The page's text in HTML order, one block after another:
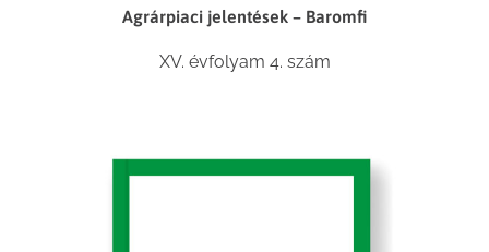
Agrárpiaci jelentések – Baromfi
XV. évfolyam 4. szám